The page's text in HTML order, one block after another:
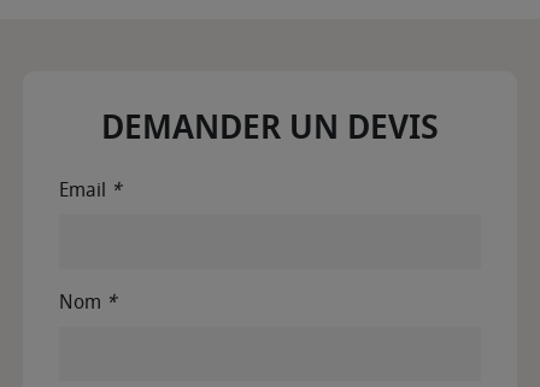
DEMANDER UN DEVIS
Email *
Nom *